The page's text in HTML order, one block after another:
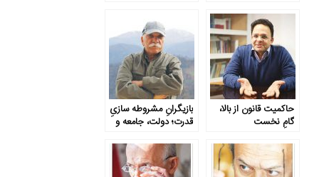
متوازن
حاکمیت قانون از بالا،
گامِ نخست
بازیگرانِ مشروطه سازیِ
قدرت؛ دولت، جامعه و